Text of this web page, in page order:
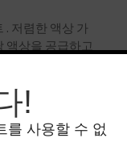
저렴한 액상 가
액상을 공급하고
!
를 사용할 수 없